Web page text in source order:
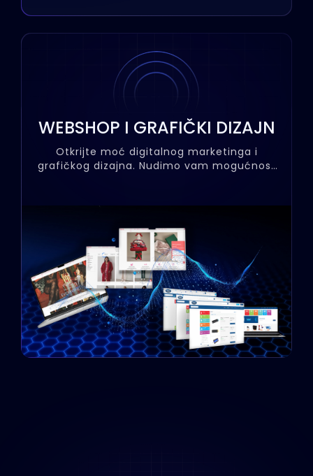
Time je obezbijeđeno potpuno rješenje
fiskalizacije, sa mogućnošću povezivanja
fiskalnog uređaja sa našim programskim
svrhu ubrzanja svakodnevnog rada i
WEBSHOP I GRAFIČKI DIZAJN
Otkrijte moć digitalnog marketinga i
grafičkog dizajna. Nudimo vam mogućnost
potpunosti integrisan sa našim poslovno